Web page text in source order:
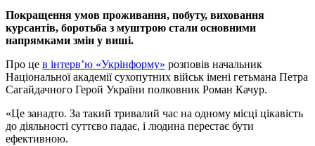
Покращення умов проживання, побуту, виховання
курсантів, боротьба з муштрою стали основними
напрямками змін у виші.
Про це в інтерв’ю «Укрінформу» розповів начальник
Національної академії сухопутних військ імені гетьмана Петра
Сагайдачного Герой України полковник Роман Качур.
«Це занадто. За такий тривалий час на одному місці цікавість
до діяльності суттєво падає, і людина перестає бути
ефективною.